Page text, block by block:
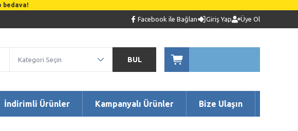
bedava!
Facebook ile Bağlan Giriş Yap Üye Ol
BUL
İndirimli Ürünler Kampanyalı Ürünler Bize Ulaşın